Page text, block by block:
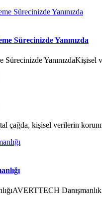
Sürecinizde Yanınızda
YanınızdaKişisel
çağda, kişisel verilerin